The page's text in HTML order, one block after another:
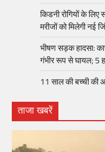
किडनी रोगियों के
मरीजों को मिलेगी नई
भीषण सड़क हादसा:
गंभीर रूप से घायल; 5
11 साल की बच्ची की
ताजा खबरें